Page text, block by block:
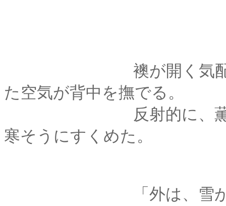
襖が開く気配がして
た空気が背中を撫でる。
反射的に、薫は綿入
寒そうにすくめた。
「外は、雪がちら